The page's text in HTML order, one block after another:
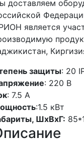
доставляем
является
защиты: 20
: 220 В
: 7.5 А
:1.5 кВт
ШхВхГ: